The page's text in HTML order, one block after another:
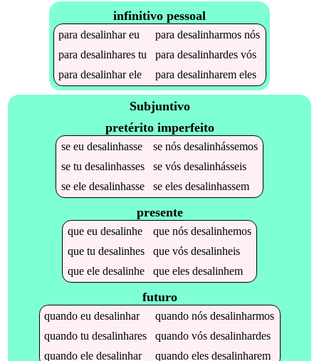
infinitivo pessoal
paradesalinhareu paradesalinharmos nós
paradesalinhares tu paradesalinhardes vós
paradesalinharele paradesalinharem eles
Subjuntivo
pretérito imperfeito
se eu desalinhasse se nós desalinhássemos
se tu desalinhasses se vós desalinhásseis
se ele desalinhasse se eles desalinhassem
presente
que eu desalinhe que nós desalinhemos
que tu desalinhes que vós desalinheis
que ele desalinhe que eles desalinhem
futuro
quandoeudesalinhar quandonósdesalinharmos
quandotudesalinhares quandovósdesalinhardes
quandoeledesalinhar quandoelesdesalinharem